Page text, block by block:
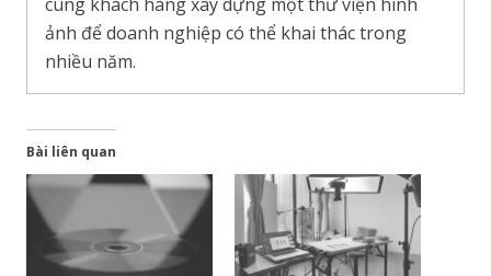
ảnh để doanh nghiệp có thể khai thác trong
nhiều năm.
Bài liên quan